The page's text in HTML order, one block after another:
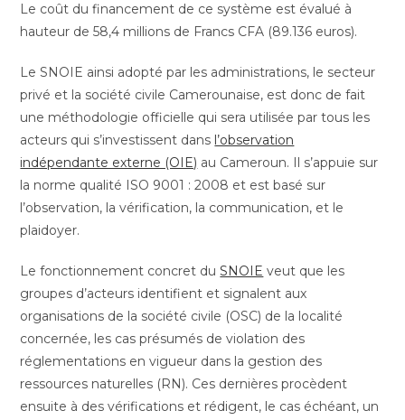
Le coût du financement de ce système est évalué à
hauteur de 58,4 millions de Francs CFA (89.136 euros).
Le SNOIE ainsi adopté par les administrations, le secteur
privé et la société civile Camerounaise, est donc de fait
une méthodologie officielle qui sera utilisée par tous les
acteurs qui s’investissent dans l’observation
indépendante externe (OIE) au Cameroun. Il s’appuie sur
la norme qualité ISO 9001 : 2008 et est basé sur
l’observation, la vérification, la communication, et le
plaidoyer.
Le fonctionnement concret duSNOIE veut que les
groupes d’acteurs identifient et signalent aux
organisations de la société civile (OSC) de la localité
concernée, les cas présumés de violation des
réglementations en vigueur dans la gestion des
ressources naturelles (RN). Ces dernières procèdent
ensuite à des vérifications et rédigent, le cas échéant, un